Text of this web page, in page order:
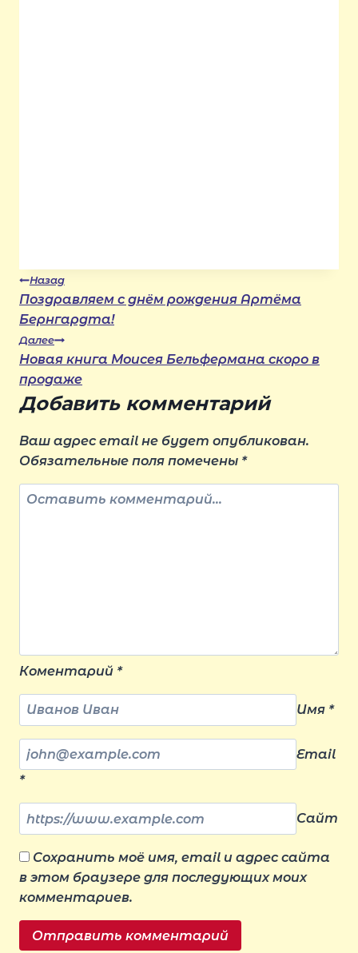
Навигация
по
записям
Назад
Поздравляем с днём рождения Артёма
Бернгардта!
Далее
Новая книга Моисея Бельфермана скоро в
продаже
Добавить комментарий
Ваш адрес email не будет опубликован.
Обязательные поля помечены *
Коментарий *
Имя *
Email
*
Сайт
Сохранить моё имя, email и адрес сайта
в этом браузере для последующих моих
комментариев.